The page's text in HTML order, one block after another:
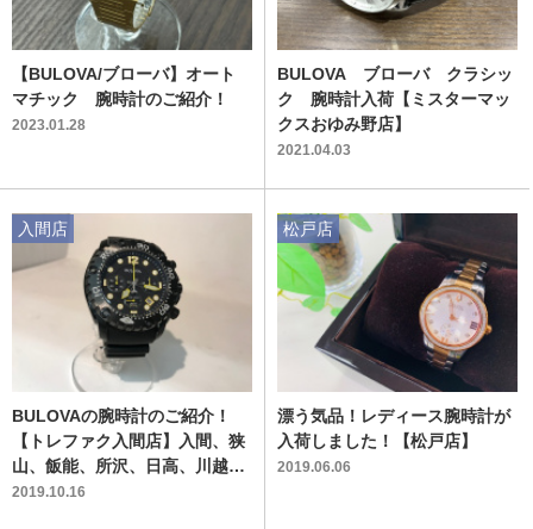
【BULOVA/ブローバ】オート
マチック 腕時計のご紹介！
2023.01.28
BULOVA ブローバ クラシッ
ク 腕時計入荷【ミスターマッ
クスおゆみ野店】
2021.04.03
BULOVAの腕時計のご紹介！
【トレファク入間店】入間、狭
山、飯能、所沢、日高、川越で
古着を買うのも売るのもトレジ
2019.10.16
入間店
漂う気品！レディース腕時計が
入荷しました！【松戸店】
2019.06.06
松戸店